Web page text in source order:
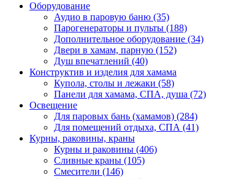
Оборудование
Аудио в паровую баню (35)
Парогенераторы и пульты (188)
Дополнительное оборудование (34)
Двери в хамам, парную (152)
Душ впечатлений (40)
Конструктив и изделия для хамама
Купола, столы и лежаки (58)
Панели для хамама, СПА, душа (72)
Освещение
Для паровых бань (хамамов) (284)
Для помещений отдыха, СПА (41)
Курны, раковины, краны
Курны и раковины (406)
Сливные краны (105)
Смесители (146)